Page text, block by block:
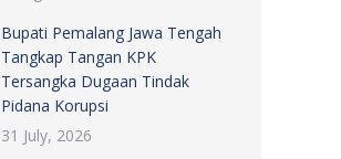
Bupati Pemalang Jawa Tengah
Tangkap Tangan KPK
Tersangka Dugaan Tindak
Pidana Korupsi
31 July, 2026